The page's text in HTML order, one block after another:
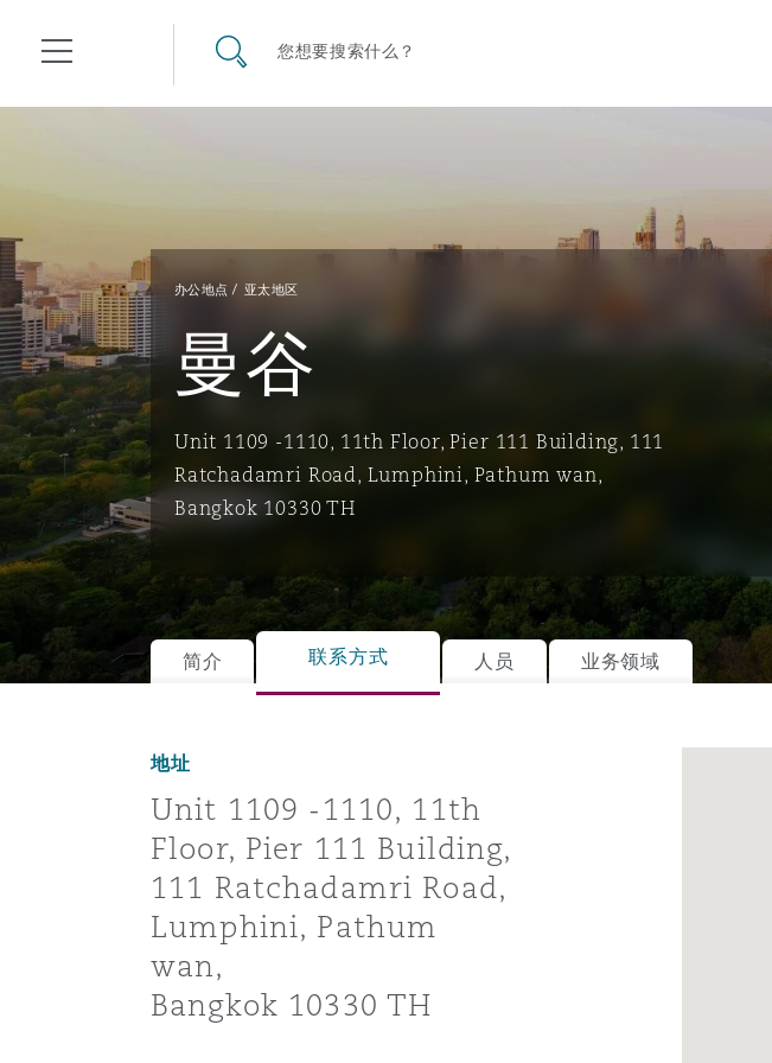
航空
Carrier Liability
Commerical Dispute Resolution
Emergency Response & Crisis
Management
企业与咨询 公司
企业、商业与合规保险
劳动、养老金和移民n
知识产权
技术、外包与数据
争议解决
Commercial Arbitration
Commercial Disputes
Commercial Litigation
能源、海洋与贸易
Energy & Natural Resources
Marine
Trade & Commodities
保险和再保险
Casualty
Corporate, Commercial & Compliance
Insurance
Cyber Risk
Employers' & Public Liability
Officers
Construction Disputes
环境保护法
基础设施
Public Procurement
Anti-Bribery & Corruption
Compliance
External Investigations
Fraud & White-Collar Crime
Professional Services
Safety, Security, Health & Environment
气候变化
Clyde Code
Clyde & Co Newton - 解锁智能索赔新模式
争议融资
HR Eco Audit
开罗
开普敦
达累斯萨拉姆
约翰内斯堡
内罗比 – 联营办公室
曼谷
北京
布里斯班
重庆
香港
新德里 – 联营办公室
加拉加斯
墨西哥城
里约热内卢
圣地亚哥 – 联营办公室
圣保罗
阿布扎比
开罗
多哈
迪拜
吉达
亚特兰大
波士顿
卡尔加里
芝加哥
达拉斯
阿伯丁
贝尔法斯特
伯明翰
布里斯托尔
德里
目录
其礼律所事务所
搜寻网站您想要搜索什么？
办公地点 亚太地区
曼谷
Unit 1109 -1110, 11th Floor, Pier 111 Building, 111
Ratchadamri Road, Lumphini, Pathum wan,
Bangkok 10330 TH
简介 联系方式 人员 业务领域
地址
Unit 1109 -1110, 11th
Floor, Pier 111 Building,
111 Ratchadamri Road,
Lumphini, Pathum
wan,
Bangkok 10330 TH